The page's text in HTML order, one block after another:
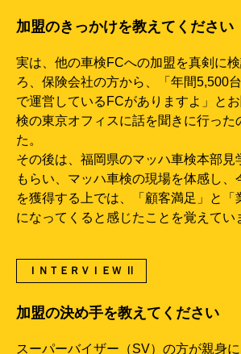
加盟のきっかけを教えてください
実は、他の車検FCへの加盟を真剣に
ろ、保険会社の方から、「年間5,500
で運営しているFCがありますよ」と
検の東京オフィスに話を聞きに行った
た。
その後は、福岡県のマッハ車検本部見
もらい、マッハ車検の現場を体感し、
を獲得する上では、「顧客満足」と「
になってくると感じたことを覚えてい
ＩＮＴＥＲＶＩＥＷ Ⅱ
加盟の決め手を教えてください
スーパーバイザー（SV）の方が親身